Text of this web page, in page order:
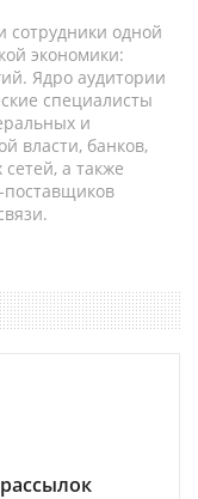
сотрудники одной
экономики:
Ядро аудитории
специалисты
и
власти, банков,
а также
поставщиков